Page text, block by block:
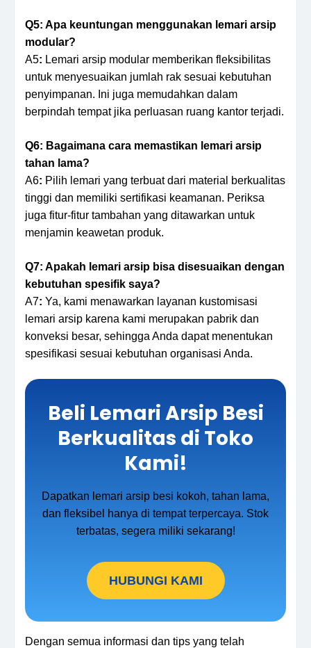
Q5: Apa keuntungan menggunakan lemari arsip
modular?
A5: Lemari arsip modular memberikan fleksibilitas
untuk menyesuaikan jumlah rak sesuai kebutuhan
penyimpanan. Ini juga memudahkan dalam
berpindah tempat jika perluasan ruang kantor terjadi.
Q6: Bagaimana cara memastikan lemari arsip
tahan lama?
A6: Pilih lemari yang terbuat dari material berkualitas
tinggi dan memiliki sertifikasi keamanan. Periksa
juga fitur-fitur tambahan yang ditawarkan untuk
menjamin keawetan produk.
Q7: Apakah lemari arsip bisa disesuaikan dengan
kebutuhan spesifik saya?
A7: Ya, kami menawarkan layanan kustomisasi
lemari arsip karena kami merupakan pabrik dan
konveksi besar, sehingga Anda dapat menentukan
spesifikasi sesuai kebutuhan organisasi Anda.
Beli Lemari Arsip Besi
Berkualitas di Toko
Kami!
Dapatkan lemari arsip besi kokoh, tahan lama,
dan fleksibel hanya di tempat terpercaya. Stok
terbatas, segera miliki sekarang!
HUBUNGI KAMI
Dengan semua informasi dan tips yang telah